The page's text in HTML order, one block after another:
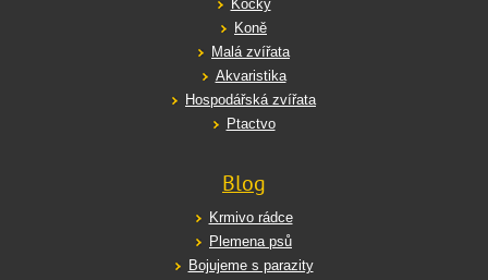
Kočky
Koně
Malá zvířata
Akvaristika
Hospodářská zvířata
Ptactvo
Blog
Krmivo rádce
Plemena psů
Bojujeme s parazity